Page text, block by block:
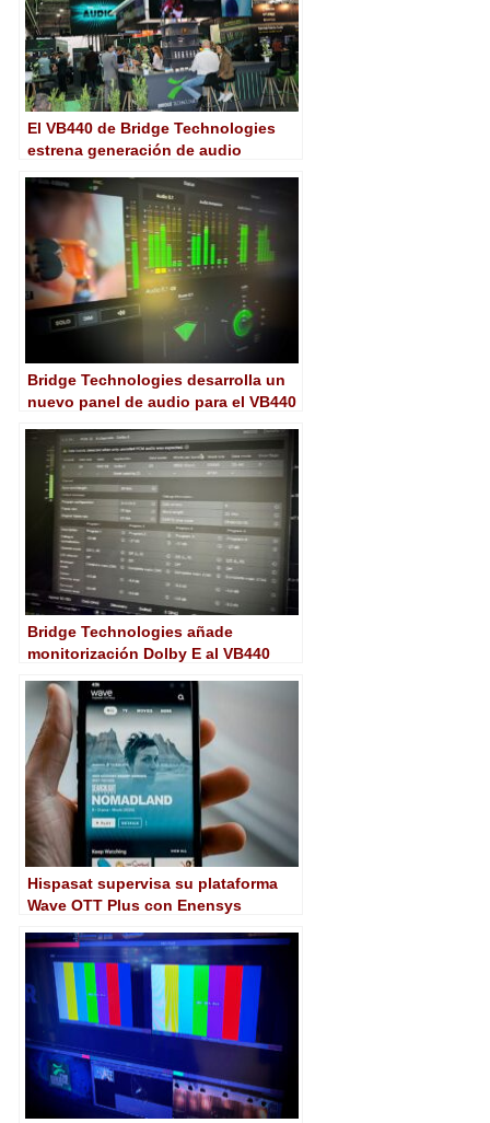
El VB440 de Bridge Technologies
estrena generación de audio
Bridge Technologies desarrolla un
nuevo panel de audio para el VB440
Bridge Technologies añade
monitorización Dolby E al VB440
Hispasat supervisa su plataforma
Wave OTT Plus con Enensys